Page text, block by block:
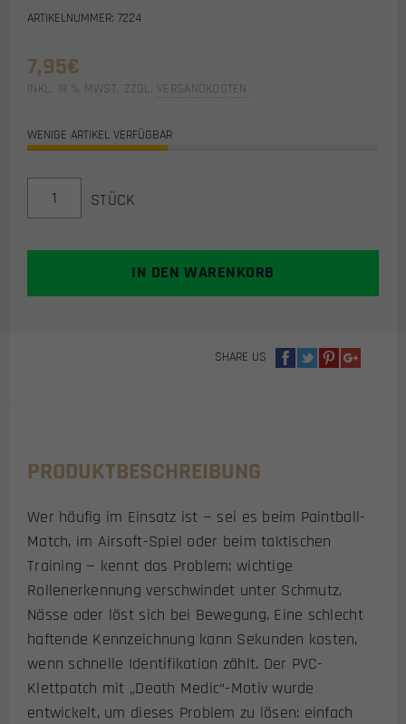
ARTIKELNUMMER: 7224
7,95€
INKL. 19 % MWST. ZZGL. VERSANDKOSTEN
WENIGE ARTIKEL VERFÜGBAR
AIRSOFT
MEDIC/GRAU)
STÜCK
IN DEN WARENKORB
SHARE US
PRODUKTBESCHREIBUNG
Wer häufig im Einsatz ist — sei es beim Paintball-
Match, im Airsoft-Spiel oder beim taktischen
Training — kennt das Problem: wichtige
Rollenerkennung verschwindet unter Schmutz,
Nässe oder löst sich bei Bewegung. Eine schlecht
haftende Kennzeichnung kann Sekunden kosten,
wenn schnelle Identifikation zählt. Der PVC-
Klettpatch mit „Death Medic“-Motiv wurde
entwickelt, um dieses Problem zu lösen: einfach